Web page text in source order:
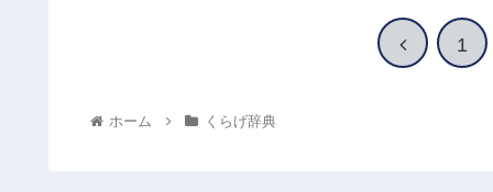
1
ホーム くらげ辞典